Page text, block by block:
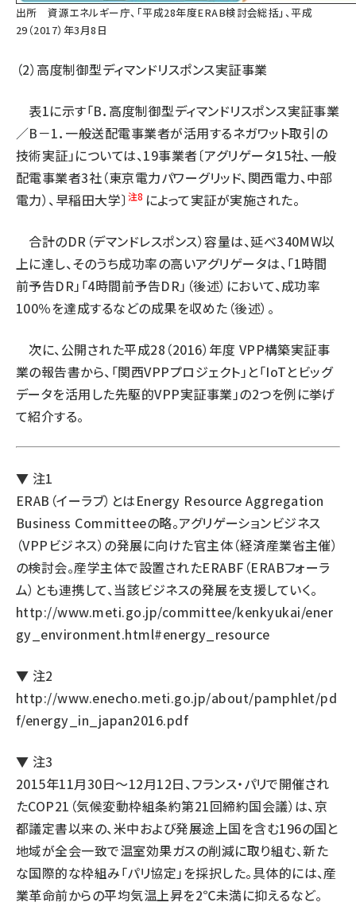
出所資源エネルギー庁、「平成28年度ERAB検討会総括」、平成
29（2017）年3月8日
（2）高度制御型ディマンドリスポンス実証事業
表1に示す「B．高度制御型ディマンドリスポンス実証事業
／B－1．一般送配電事業者が活用するネガワット取引の
技術実証」については、19事業者〔アグリゲータ15社、一般
配電事業者3社（東京電力パワーグリッド、関西電力、中部
電力）、早稲田大学〕 注8 によって実証が実施された。
合計のDR（デマンドレスポンス）容量は、延べ340MW以
上に達し、そのうち成功率の高いアグリゲータは、「1時間
前予告DR」「4時間前予告DR」（後述）において、成功率
100％を達成するなどの成果を収めた（後述）。
次に、公開された平成28（2016）年度 VPP構築実証事
業の報告書から、「関西VPPプロジェクト」と「IoTとビッグ
データを活用した先駆的VPP実証事業」の2つを例に挙げ
て紹介する。
▼ 注1
ERAB（イーラブ）とはEnergy Resource Aggregation
Business Committeeの略。アグリゲーションビジネス
（VPPビジネス）の発展に向けた官主体（経済産業省主催）
の検討会。産学主体で設置されたERABF（ERABフォーラ
ム）とも連携して、当該ビジネスの発展を支援していく。
http://www.meti.go.jp/committee/kenkyukai/ener
gy_environment.html#energy_resource
▼ 注2
http://www.enecho.meti.go.jp/about/pamphlet/pd
f/energy_in_japan2016.pdf
▼ 注3
2015年11月30日〜12月12日、フランス・パリで開催され
たCOP21（気候変動枠組条約第21回締約国会議）は、京
都議定書以来の、米中および発展途上国を含む196の国と
地域が全会一致で温室効果ガスの削減に取り組む、新た
な国際的な枠組み「パリ協定」を採択した。具体的には、産
業革命前からの平均気温上昇を2℃未満に抑えるなど。